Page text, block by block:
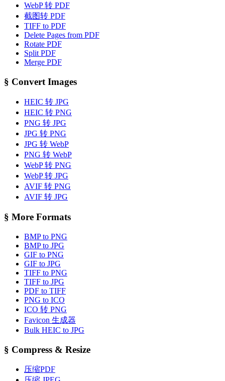
WebP 转 PDF
截图转 PDF
TIFF to PDF
Delete Pages from PDF
Rotate PDF
Split PDF
Merge PDF
§ Convert Images
HEIC 转 JPG
HEIC 转 PNG
PNG 转 JPG
JPG 转 PNG
JPG 转 WebP
PNG 转 WebP
WebP 转 PNG
WebP 转 JPG
AVIF 转 PNG
AVIF 转 JPG
§ More Formats
BMP to PNG
BMP to JPG
GIF to PNG
GIF to JPG
TIFF to PNG
TIFF to JPG
PDF to TIFF
PNG to ICO
ICO 转 PNG
Favicon 生成器
Bulk HEIC to JPG
§ Compress & Resize
压缩PDF